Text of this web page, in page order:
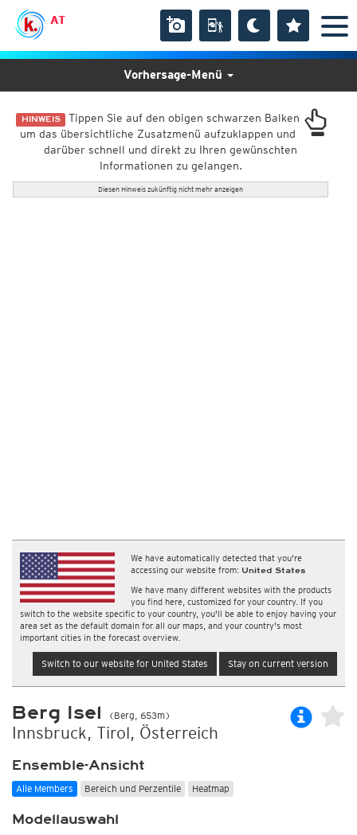
AT
HINWEIS Tippen Sie auf den obigen schwarzen Balken
um das übersichtliche Zusatzmenü aufzuklappen und
darüber schnell und direkt zu Ihren gewünschten
Informationen zu gelangen.
Diesen Hinweis zukünftig nicht mehr anzeigen
We have automatically detected that you're
accessing our website from: United States
We have many different websites with the products
you find here, customized for your country. If you
switch to the website specific to your country, you'll be able to enjoy having your
area set as the default domain for all our maps, and your country's most
important cities in the forecast overview.
Switch to our website for United States Stay on current version
Vorhersage-Menü
Berg Isel (Berg, 653m)
Innsbruck, Tirol, Österreich
Ensemble-Ansicht
Alle Members Bereich und Perzentile Heatmap
Modellauswahl